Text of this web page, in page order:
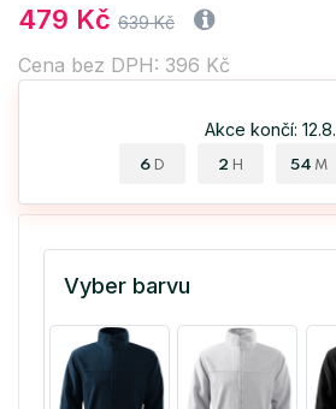
479 Kč 639 Kč
Cena bez DPH: 396 Kč
Akce končí: 12.8.
6 D 2 H 54 M
Vyber barvu